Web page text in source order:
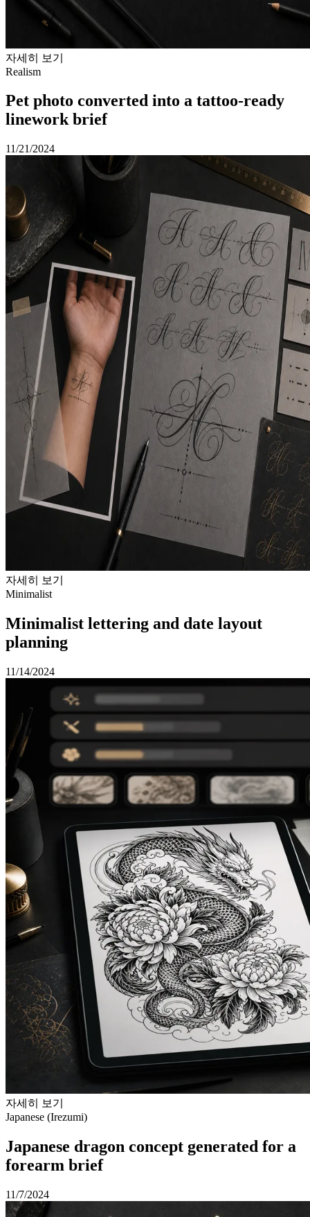
자세히 보기
Realism
Pet photo converted into a tattoo-ready
linework brief
11/21/2024
자세히 보기
Minimalist
Minimalist lettering and date layout
planning
11/14/2024
자세히 보기
Japanese (Irezumi)
Japanese dragon concept generated for a
forearm brief
11/7/2024